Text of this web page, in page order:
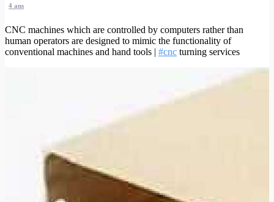
4 ans
CNC machines which are controlled by computers rather than
human operators are designed to mimic the functionality of
conventional machines and hand tools | #cnc turning services